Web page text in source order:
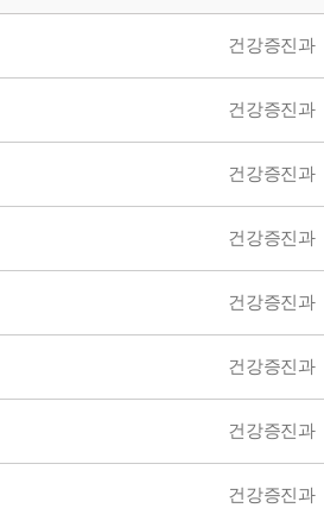
건강증진과
건강증진과
건강증진과
건강증진과
건강증진과
건강증진과
건강증진과
건강증진과